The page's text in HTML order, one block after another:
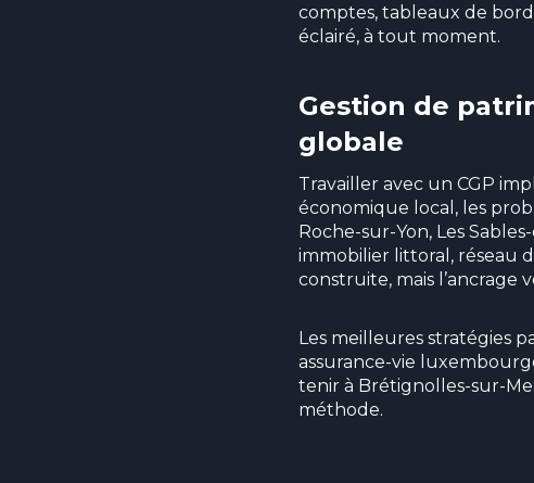
comptes, tableaux de
éclairé, à tout moment.
Gestion de
globale
Travailler avec un CGP
économique local, les
Roche-sur-Yon, Les
immobilier littoral, réseau
construite, mais l’ancrage
Les meilleures stratégies
assurance-vie
tenir à Brétignolles-sur-
méthode.